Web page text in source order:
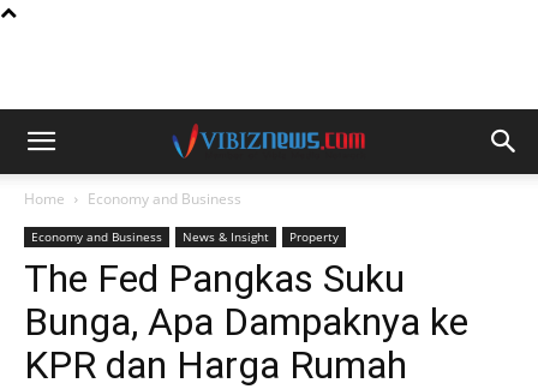
Home Economy and Business
Economy and Business News & Insight Property
The Fed Pangkas Suku
Bunga, Apa Dampaknya ke
KPR dan Harga Rumah